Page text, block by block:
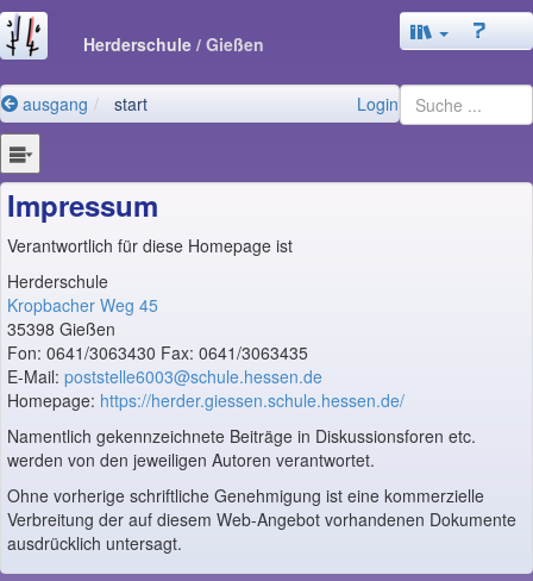
Herderschule / Gießen
ausgang start Login
Impressum
Verantwortlich für diese Homepage ist
Herderschule
Kropbacher Weg 45
35398 Gießen
Fon: 0641/3063430 Fax: 0641/3063435
E-Mail: poststelle6003@schule.hessen.de
Homepage: https://herder.giessen.schule.hessen.de/
Namentlich gekennzeichnete Beiträge in Diskussionsforen etc.
werden von den jeweiligen Autoren verantwortet.
Ohne vorherige schriftliche Genehmigung ist eine kommerzielle
Verbreitung der auf diesem Web-Angebot vorhandenen Dokumente
ausdrücklich untersagt.